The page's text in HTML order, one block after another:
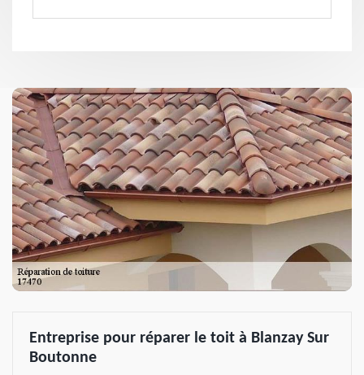
Entreprise pour réparer le toit à Blanzay Sur
Boutonne